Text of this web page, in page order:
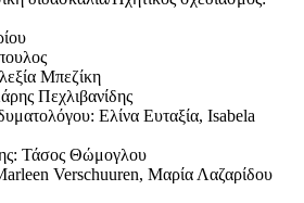
Μπεζίκη
Πεχλιβανίδης
Ελίνα Ευταξία, Isabela
Τάσος Θώμογλου
Verschuuren, Μαρία Λαζαρίδου